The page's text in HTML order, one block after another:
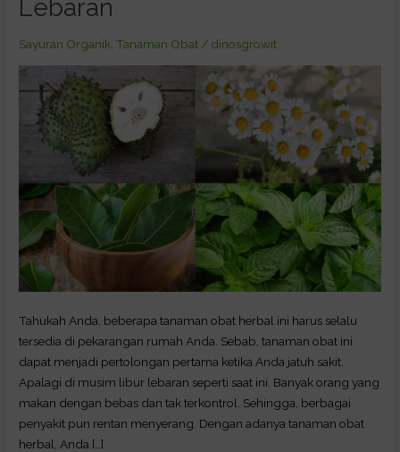
Lebaran
Sayuran Organik ,Tanaman Obat / dinosgrowit
Tahukah Anda, beberapa tanaman obat herbal ini harus selalu
tersedia di pekarangan rumah Anda. Sebab, tanaman obat ini
dapat menjadi pertolongan pertama ketika Anda jatuh sakit.
Apalagi di musim libur lebaran seperti saat ini. Banyak orang yang
makan dengan bebas dan tak terkontrol. Sehingga, berbagai
penyakit pun rentan menyerang. Dengan adanya tanaman obat
herbal, Anda […]
untuk
Mengobati
Penyakit
Setelah
Lebaran